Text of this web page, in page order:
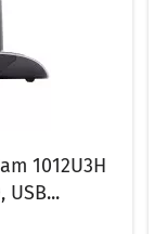
1012U3H
USB...